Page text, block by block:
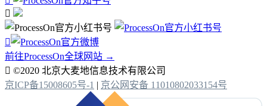


前往ProcessOn全球网站 →
 ©2020 北京大麦地信息技术有限公司
京ICP备15008605号-1 | 京公网安备 11010802033154号